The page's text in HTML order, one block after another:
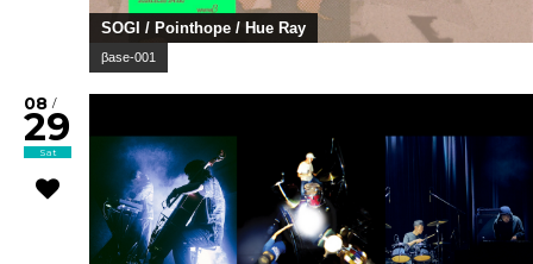
SOGI / Pointhope / Hue Ray
βase-001
08 /
29
Sat